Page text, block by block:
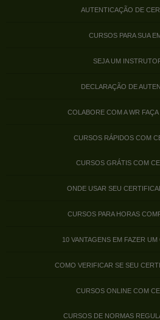
AUTENTICAÇÃO DE
CURSOS PARA SUA
SEJA UM
DECLARAÇÃO DE
COLABORE COM A WR
CURSOS RÁPIDOS COM
CURSOS GRÁTIS COM
ONDE USAR SEU
CURSOS PARA HORAS
10 VANTAGENS EM FAZER
COMO VERIFICAR SE SEU
CURSOS ONLINE COM
CURSOS DE NORMAS